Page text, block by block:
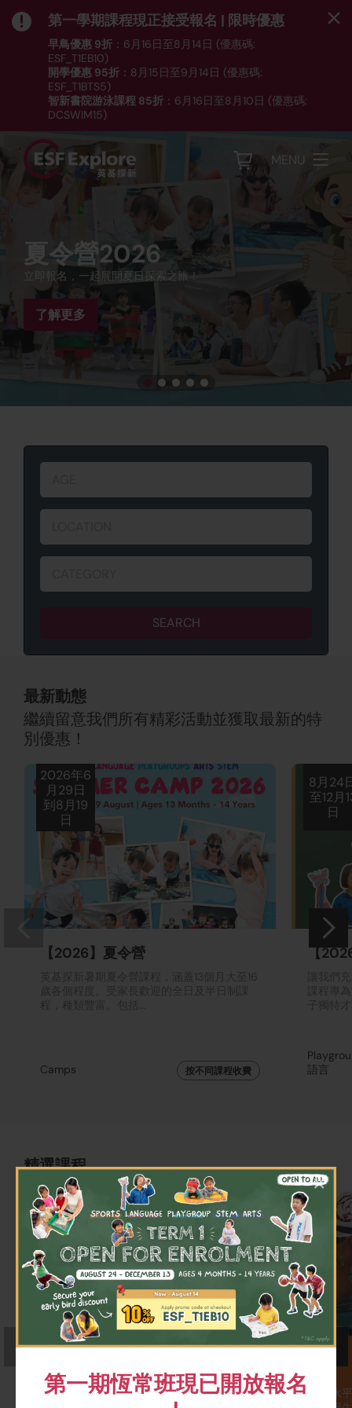
第一期恆常班現已開放報名
×
第一學期課程現正接受報名 | 限時優惠
早鳥優惠 9折 ：6月16日至8月14日 (優惠碼:
ESF_T1EB10)
開學優惠 95折 ：8月15日至9月14日 (優惠碼:
ESF_T1BTS5)
智新書院游泳課程 85折 ：6月16日至8月10日 (優惠碼:
DCSWIM15)
*受條款及細則約束｜按此瀏覽課程列表
MENU
夏令營2026
立即報名，一起展開夏日探索之旅！
了解更多
夏令營
開放予所有英基及非英基生、本地及海外學，由嬰兒至青少
年，涵蓋遊戲小組、運動、語言、藝術及STEM等多個全日及半
日營。
了解更多
夏季學院 (12-14歲)
專為渴望掌握升學及就業必備技能的中學生而設的課程。深入
探索不同行業，踏入編程、媒體、語言及公共演講的世界。
了解更多
第一學期 現已接受報名
瀏覽我們的課程目錄，挑選最適合你子女的活動！
了解更多
第一學期（8月至12月恆常
班)
發掘興趣，強化所學。超過50種語文、運動、STEM及學前課
程供4個月到14歲報讀。
SEARCH
最新動態
繼續留意我們所有精彩活動並獲取最新的特
別優惠！
2026年6
月29日
到8月19
日
【2026】夏令營
Camps 按不同課程收費
8月24
至12月
日
【
語言
精選課程
英文寫作班
學生將透過有趣的創意寫作及學
英語游泳班
適合所有年齡和水